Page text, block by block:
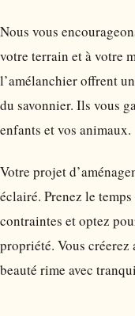
Nous vous
votre terrain et à votre
l’amélanchier offrent
du savonnier. Ils vous
enfants et vos animaux.
Votre projet
éclairé. Prenez le
contraintes et optez
propriété. Vous
beauté rime avec